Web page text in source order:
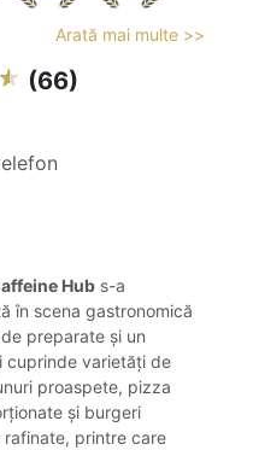
Arată mai multe >>
(66)
Hub s-a
în scena gastronomică
preparate și un
cuprinde varietăți de
proaspete, pizza
și burgeri
printre care